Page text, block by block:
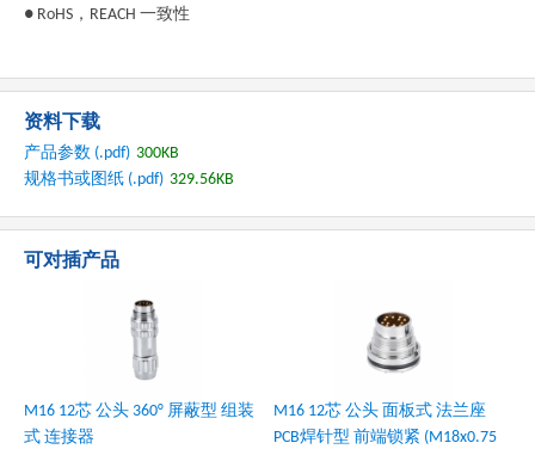
● RoHS，REACH 一致性
资料下载
产品参数 (.pdf) 300KB
规格书或图纸 (.pdf) 329.56KB
可对插产品
M16 12芯 公头 360° 屏蔽型 组装
式 连接器
M16 12芯 公头 面板式 法兰座
PCB焊针型 前端锁紧 (M18x0.75